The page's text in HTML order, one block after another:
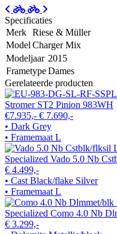
Specificaties
Merk Riese & Müller
Model Charger Mix
Modeljaar 2015
FrametypeDames
Gerelateerde producten
Stromer ST2 Pinion 983WH
€7.935,- € 7.690,-
• Dark Grey
• Framemaat L
Specialized Vado 5.0 Nb
€ 4.499,-
• Cast Black/flake Silver
• Framemaat L
Specialized Como 4.0 Nb
€ 3.299,-